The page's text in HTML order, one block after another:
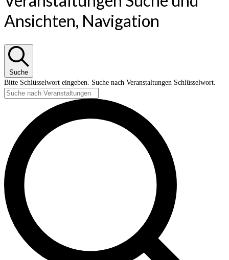
Ansichten, Navigation
Suche
Bitte Schlüsselwort eingeben. Suche nach Veranstaltungen Schlüsselwort.